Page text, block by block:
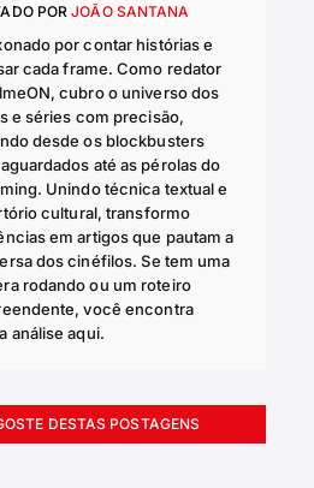
POR JOÃO SANTANA
por contar histórias e
cada frame. Como redator
cubro o universo dos
e séries com precisão,
desde os blockbusters
até as pérolas do
Unindo técnica textual e
cultural, transformo
em artigos que pautam a
dos cinéfilos. Se tem uma
rodando ou um roteiro
você encontra
análise aqui.
DESTAS POSTAGENS